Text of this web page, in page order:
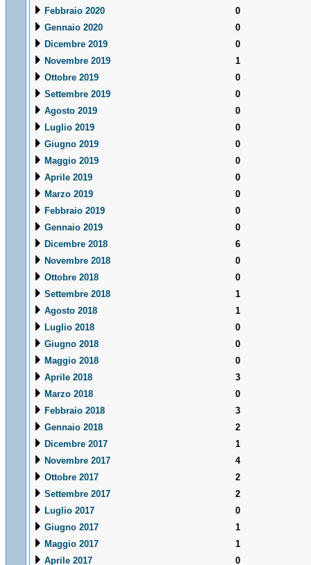
Febbraio 2020
0
Gennaio 2020
0
Dicembre 2019
0
Novembre 2019
1
Ottobre 2019
0
Settembre 2019
0
Agosto 2019
0
Luglio 2019
0
Giugno 2019
0
Maggio 2019
0
Aprile 2019
0
Marzo 2019
0
Febbraio 2019
0
Gennaio 2019
0
Dicembre 2018
6
Novembre 2018
0
Ottobre 2018
0
Settembre 2018
1
Agosto 2018
1
Luglio 2018
0
Giugno 2018
0
Maggio 2018
0
Aprile 2018
3
Marzo 2018
0
Febbraio 2018
3
Gennaio 2018
2
Dicembre 2017
1
Novembre 2017
4
Ottobre 2017
2
Settembre 2017
2
Luglio 2017
0
Giugno 2017
1
Maggio 2017
1
Aprile 2017
0